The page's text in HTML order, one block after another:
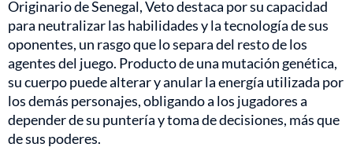
Originario de Senegal, Veto destaca por su capacidad
para neutralizar las habilidades y la tecnología de sus
oponentes, un rasgo que lo separa del resto de los
agentes del juego. Producto de una mutación genética,
su cuerpo puede alterar y anular la energía utilizada por
los demás personajes, obligando a los jugadores a
depender de su puntería y toma de decisiones, más que
de sus poderes.